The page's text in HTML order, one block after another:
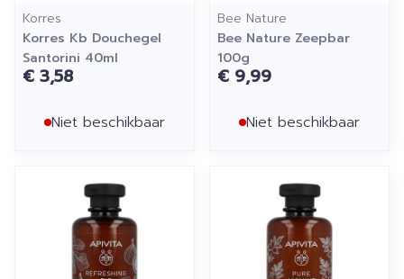
Korres
Korres Kb Douchegel
Santorini 40ml
€ 3,58
Niet beschikbaar
Bee Nature
Bee Nature Zeepbar
100g
€ 9,99
Niet beschikbaar